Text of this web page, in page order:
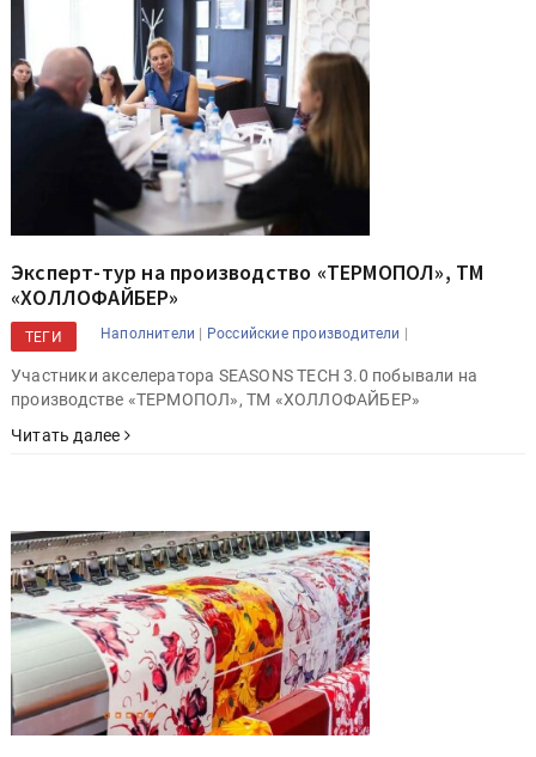
Эксперт-тур на производство «ТЕРМОПОЛ», ТМ
«ХОЛЛОФАЙБЕР»
ТЕГИ Наполнители | Российские производители |
Участники акселератора SEASONS TECH 3.0 побывали на
производстве «ТЕРМОПОЛ», ТМ «ХОЛЛОФАЙБЕР»
Читать далее